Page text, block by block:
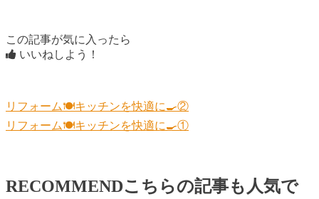
この記事が気に入ったら
いいねしよう！
リフォーム🍽️キッチンを快適に🍳②
リフォーム🍽️キッチンを快適に🍳①
RECOMMENDこちらの記事も人気で